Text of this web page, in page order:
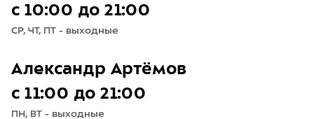
с 10:00 до 21:00
СР, ЧТ, ПТ - выходные
Александр Артёмов
с 11:00 до 21:00
ПН, ВТ - выходные